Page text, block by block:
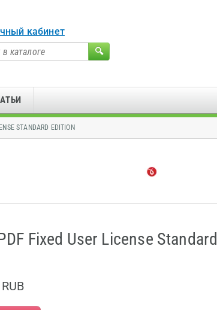
кабинет
STANDARD EDITION
Fixed User License Standard
RUB